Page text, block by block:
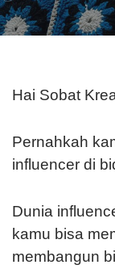
Hai Sobat
Pernahkah
influencer di
Dunia
kamu bisa
membangun